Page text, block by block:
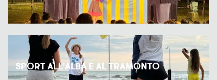
SPORT ALL’ALBA E AL TRAMONTO